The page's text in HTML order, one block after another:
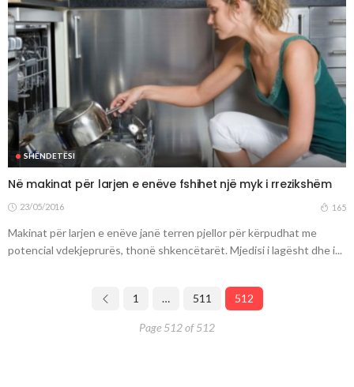
SHËNDETËSI
Në makinat për larjen e enëve fshihet një myk i rrezikshëm
23/05/2016 165
Makinat për larjen e enëve janë terren pjellor për kërpudhat me
potencial vdekjeprurës, thonë shkencëtarët. Mjedisi i lagësht dhe i...
1 … 511 512
Page 512 of 512